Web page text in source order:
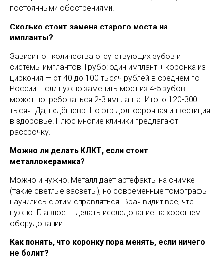
постоянными обострениями.
Сколько стоит замена старого моста на
импланты?
Зависит от количества отсутствующих зубов и
системы имплантов. Грубо: один имплант + коронка из
циркония — от 40 до 100 тысяч рублей в среднем по
России. Если нужно заменить мост из 4-5 зубов —
может потребоваться 2-3 импланта. Итого 120-300
тысяч. Да, недёшево. Но это долгосрочная инвестиция
в здоровье. Плюс многие клиники предлагают
рассрочку.
Можно ли делать КЛКТ, если стоит
металлокерамика?
Можно и нужно! Металл даёт артефакты на снимке
(такие светлые засветы), но современные томографы
научились с этим справляться. Врач видит всё, что
нужно. Главное — делать исследование на хорошем
оборудовании.
Как понять, что коронку пора менять, если ничего
не болит?